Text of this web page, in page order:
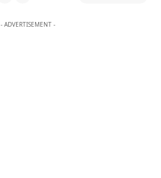
- ADVERTISEMENT -